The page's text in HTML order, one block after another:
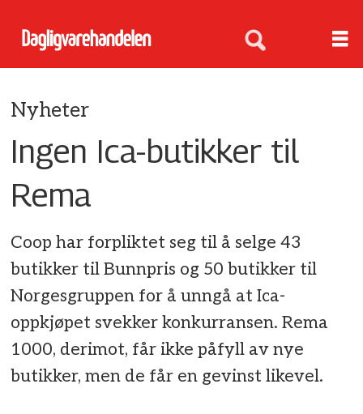
Nyheter
Ingen Ica-butikker til
Rema
Coop har forpliktet seg til å selge 43
butikker til Bunnpris og 50 butikker til
Norgesgruppen for å unngå at Ica-
oppkjøpet svekker konkurransen. Rema
1000, derimot, får ikke påfyll av nye
butikker, men de får en gevinst likevel.